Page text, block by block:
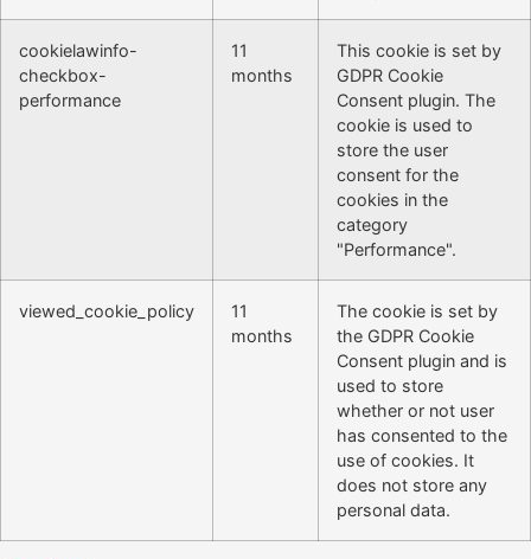
cookielawinfo-
checkbox-
performance
11
months
This cookie is set by
GDPR Cookie
Consent plugin. The
cookie is used to
store the user
consent for the
cookies in the
category
"Performance".
viewed_cookie_policy
11
months
The cookie is set by
the GDPR Cookie
Consent plugin and is
used to store
whether or not user
has consented to the
use of cookies. It
does not store any
personal data.